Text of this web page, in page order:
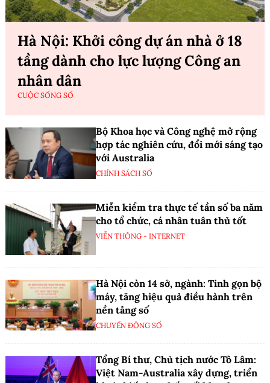
Hà Nội: Khởi công dự án nhà ở 18
tầng dành cho lực lượng Công an
nhân dân
CUỘC SỐNG SỐ
Bộ Khoa học và Công nghệ mở rộng
hợp tác nghiên cứu, đổi mới sáng tạo
với Australia
CHÍNH SÁCH SỐ
Miễn kiểm tra thực tế tần số ba năm
cho tổ chức, cá nhân tuân thủ tốt
VIỄN THÔNG - INTERNET
Hà Nội còn 14 sở, ngành: Tinh gọn bộ
máy, tăng hiệu quả điều hành trên
nền tảng số
CHUYỂN ĐỘNG SỐ
Tổng Bí thư, Chủ tịch nước Tô Lâm:
Việt Nam-Australia xây dựng, triển